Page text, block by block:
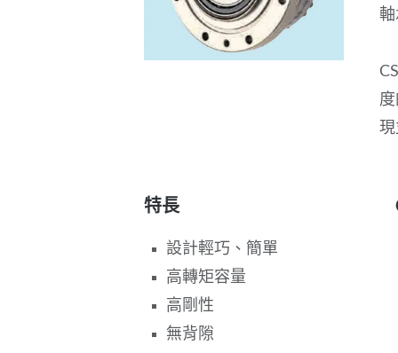
特長
設計輕巧、簡單
高轉矩容量
高剛性
無背隙